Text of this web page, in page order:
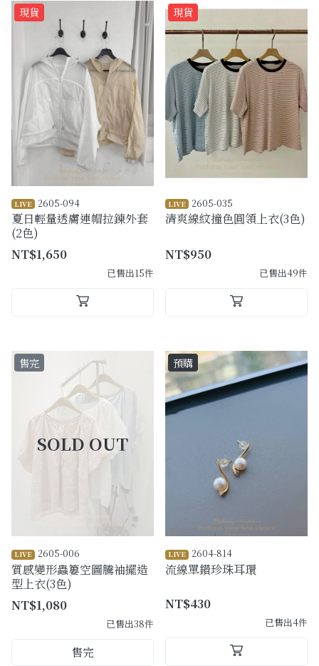
現貨
LIVE 2605-094
夏日輕量透膚連帽拉鍊外套
(2色)
NT$1,650
已售出15件
現貨
LIVE 2605-035
清爽線紋撞色圓領上衣(3色)
NT$950
已售出49件
售完
LIVE 2605-006
質感變形蟲簍空圖騰袖擺造
型上衣(3色)
NT$1,080
已售出38件
售完
預購
LIVE 2604-814
流線單鑽珍珠耳環
NT$430
已售出4件